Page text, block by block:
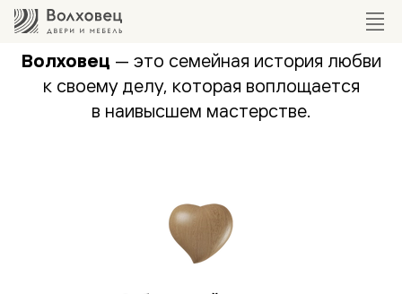
Волховец — это семейная история любви
к своему делу, которая воплощается
в наивысшем мастерстве.